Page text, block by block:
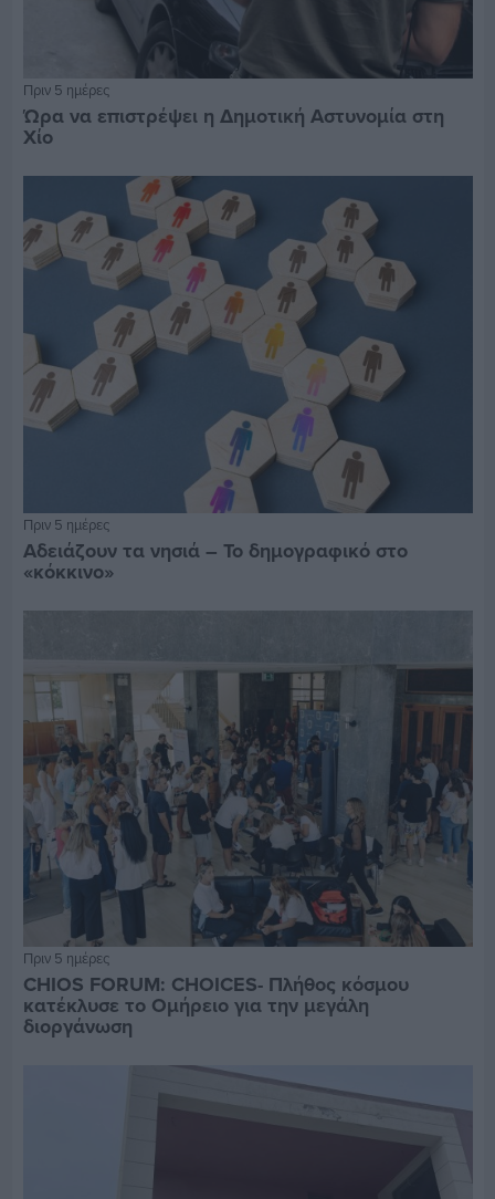
Πριν 5 ημέρες
Ώρα να επιστρέψει η Δημοτική Αστυνομία στη
Χίο
Πριν 5 ημέρες
Αδειάζουν τα νησιά – Το δημογραφικό στο
«κόκκινο»
Πριν 5 ημέρες
CHIOS FORUM: CHOICES- Πλήθος κόσμου
κατέκλυσε το Ομήρειο για την μεγάλη
διοργάνωση